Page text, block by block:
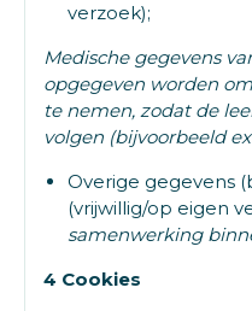
verzoek);
Medische gegevens
opgegeven worden
te nemen, zodat de
volgen (bijvoorbeeld
Overige gegevens
(vrijwillig/op eigen
samenwerking
4 Cookies